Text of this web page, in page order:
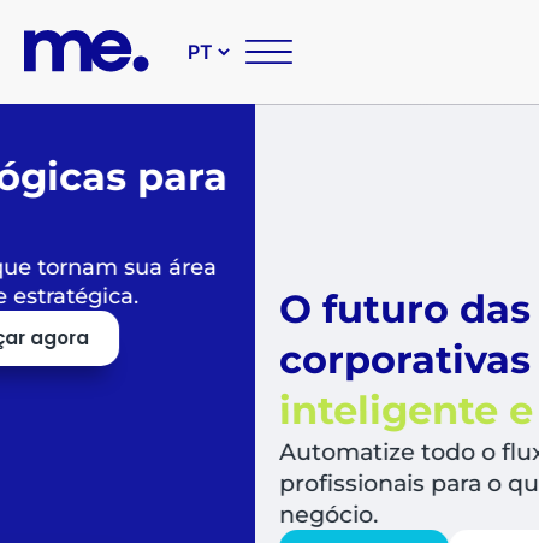
O futuro das suas
corporativas ésimples,
inteligente e sustentável
Automatize todo o fluxo de compras,
profissionais para o que mais agrega valor